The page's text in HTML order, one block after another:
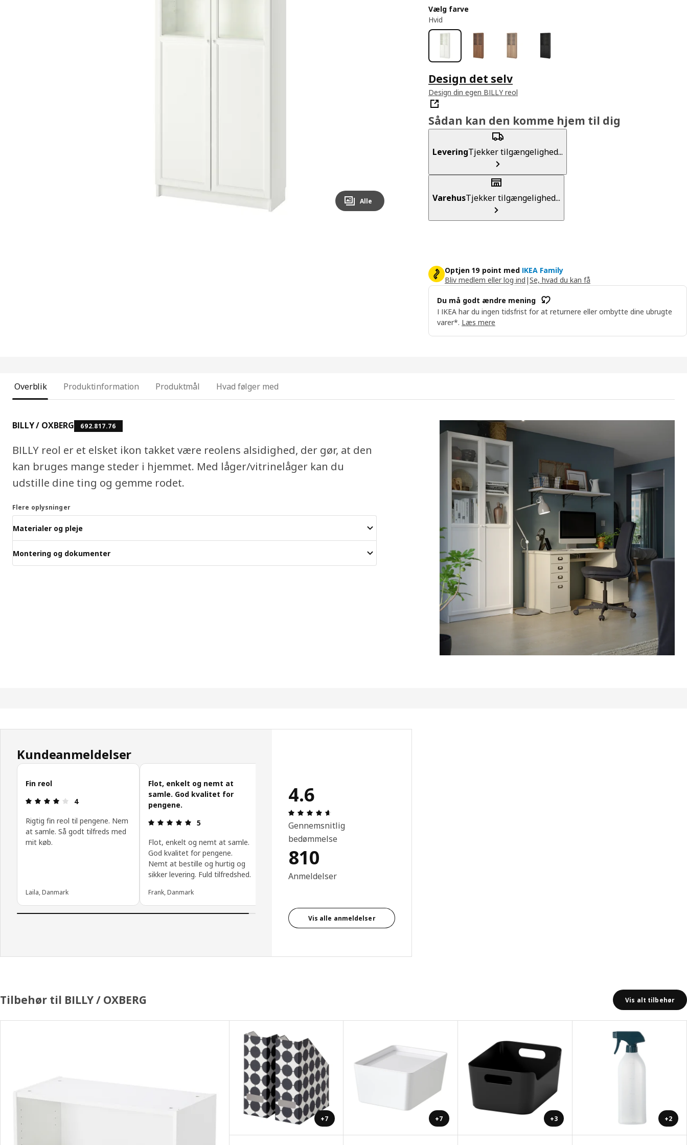
Alle
Vælg farve
Hvid
Design det selv
Design din egen BILLY reol
Sådan kan den komme hjem til dig
LeveringTjekker tilgængelighed...
VarehusTjekker tilgængelighed...
Optjen 19 point med IKEA Family
Bliv medlem eller log ind |Se, hvad du kan få
Du må godt ændre mening
I IKEA har du ingen tidsfrist for at returnere eller ombytte dine ubrugte
varer*. Læs mere
Overblik Produktinformation Produktmål Hvad følger med
BILLY / OXBERG 692.817.76
BILLY reol er et elsket ikon takket være reolens alsidighed, der gør, at den
kan bruges mange steder i hjemmet. Med låger/vitrinelåger kan du
udstille dine ting og gemme rodet.
Flere oplysninger
Materialer og pleje
Montering og dokumenter
Kundeanmeldelser
Spring kundeanmeldelser over
Fin reol
Anmeldelse: 4 Ud af 5 Stjerner.
4
Rigtig fin reol til pengene. Nem
at samle. Så godt tilfreds med
mit køb.
Laila, Danmark
Flot, enkelt og nemt at
samle. God kvalitet for
pengene.
Anmeldelse: 5 Ud af 5 Stjerner.
5
Flot, enkelt og nemt at samle.
God kvalitet for pengene.
Nemt at bestille og hurtig og
sikker levering. Fuld tilfredshed.
Frank, Danmark
4.6
Gennemsnitlig
bedømmelse
810
Anmeldelser
Vis alle anmeldelser
Tilbehør til BILLY / OXBERG Vis alt tilbehør
+7 +7 +3 +2